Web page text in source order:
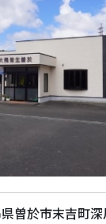
曽於市末吉町